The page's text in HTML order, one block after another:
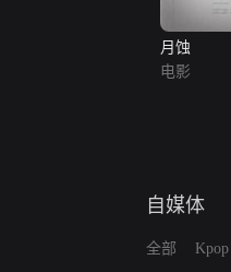
月蚀
电影
自媒体
全部 Kpop